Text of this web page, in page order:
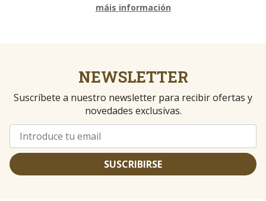
máis información
NEWSLETTER
Suscríbete a nuestro newsletter para recibir ofertas y
novedades exclusivas.
SUSCRIBIRSE